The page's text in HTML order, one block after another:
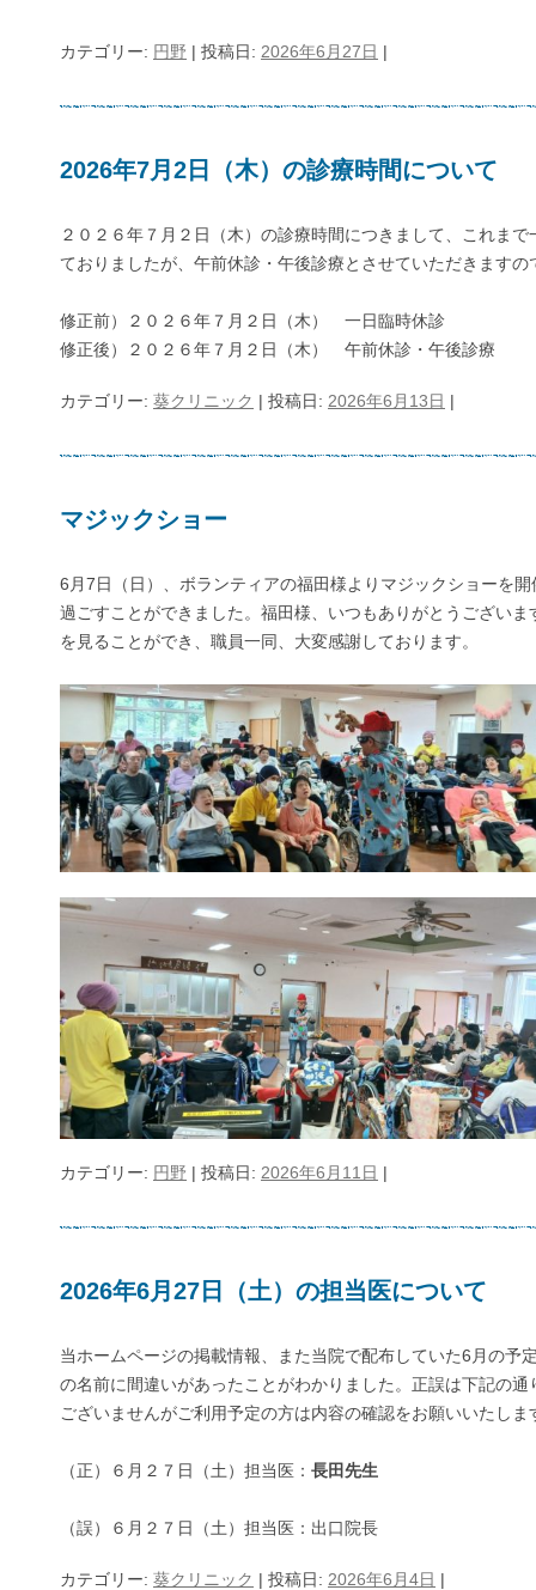
カテゴリー: 円野 | 投稿日: 2026年6月27日 |
2026年7月2日（木）の診療時間について
２０２６年７月２日（木）の診療時間につきまして、これま
ておりましたが、午前休診・午後診療とさせていただきます
修正前）２０２６年７月２日（木） 一日臨時休診
修正後）２０２６年７月２日（木） 午前休診・午後診療
カテゴリー: 葵クリニック | 投稿日: 2026年6月13日 |
マジックショー
6月7日（日）、ボランティアの福田様よりマジックショーを
過ごすことができました。福田様、いつもありがとうござい
を見ることができ、職員一同、大変感謝しております。
カテゴリー: 円野 | 投稿日: 2026年6月11日 |
2026年6月27日（土）の担当医について
当ホームページの掲載情報、また当院で配布していた6月の予
の名前に間違いがあったことがわかりました。正誤は下記の
ございませんがご利用予定の方は内容の確認をお願いいたしま
（正）６月２７日（土）担当医： 長田先生
（誤）６月２７日（土）担当医：出口院長
カテゴリー: 葵クリニック | 投稿日: 2026年6月4日 |